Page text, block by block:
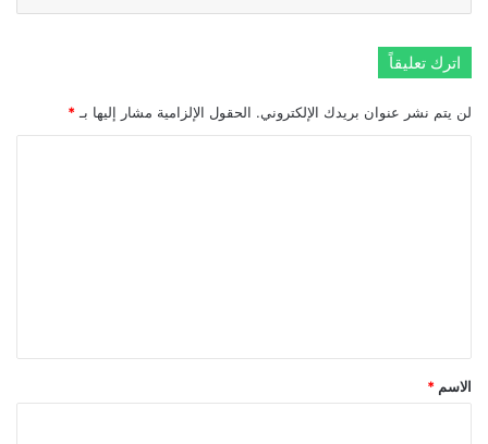
اترك تعليقاً
لن يتم نشر عنوان بريدك الإلكتروني. الحقول الإلزامية مشار إليها بـ *
*
الاسم *